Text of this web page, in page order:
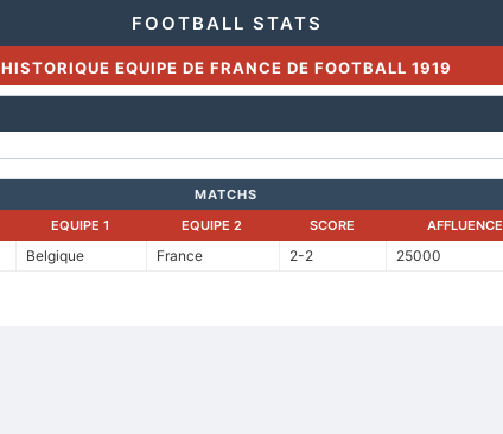
FOOTBALL STATS
HISTORIQUE EQUIPE DE FRANCE DE FOOTBALL 1919
MATCHS
EQUIPE 1 EQUIPE 2 SCORE AFFLUENCE
Belgique France 2-2 25000